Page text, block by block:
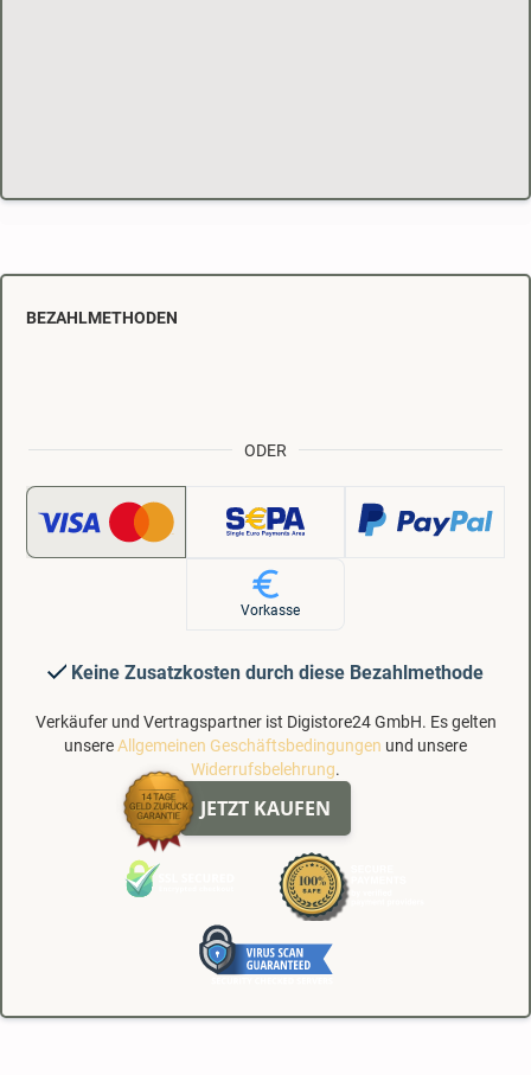
ODER
BEZAHLMETHODEN
Vorkasse
Keine Zusatzkosten durch diese Bezahlmethode
Verkäufer und Vertragspartner ist Digistore24 GmbH. Es gelten
unsereAllgemeinen Geschäftsbedingungen und unsere
Widerrufsbelehrung.
JETZT KAUFEN